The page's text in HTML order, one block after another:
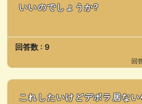
いいのでしょうか?
回答数 : 9
回
これしたいけどデボラ居な